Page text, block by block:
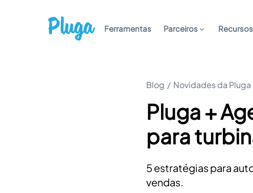
Ferramentas Parceiros Recursos
Blog / Novidades da Pluga
Pluga +
para
5 estratégias para
vendas.